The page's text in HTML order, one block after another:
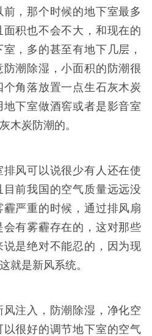
，那个时候的地下室最多
积也不会不大，和现在的
，多的甚至有地下几层，
潮除湿，小面积的防潮很
角落放置一点生石灰木炭
下室做酒窖或者是影音室
木炭防潮的。
风可以说很少有人还在使
前我国的空气质量远远没
严重的时候，通过排风扇
有雾霾存在的，这对那些
是绝对不能忍的，因为现
就是新风系统。
注入，防潮除湿，净化空
很好的调节地下室的空气